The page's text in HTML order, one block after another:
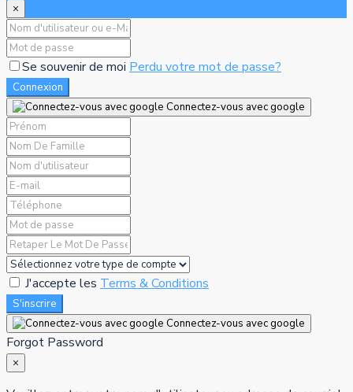
×
Se souvenir de moi Perdu votre mot de passe?
Connexion
Connectez-vous avec google
J'accepte les Terms & Conditions
S'inscrire
Connectez-vous avec google
Forgot Password
×